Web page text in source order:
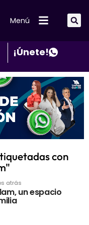
Menú
¡Únete!
con
atrás
un espacio